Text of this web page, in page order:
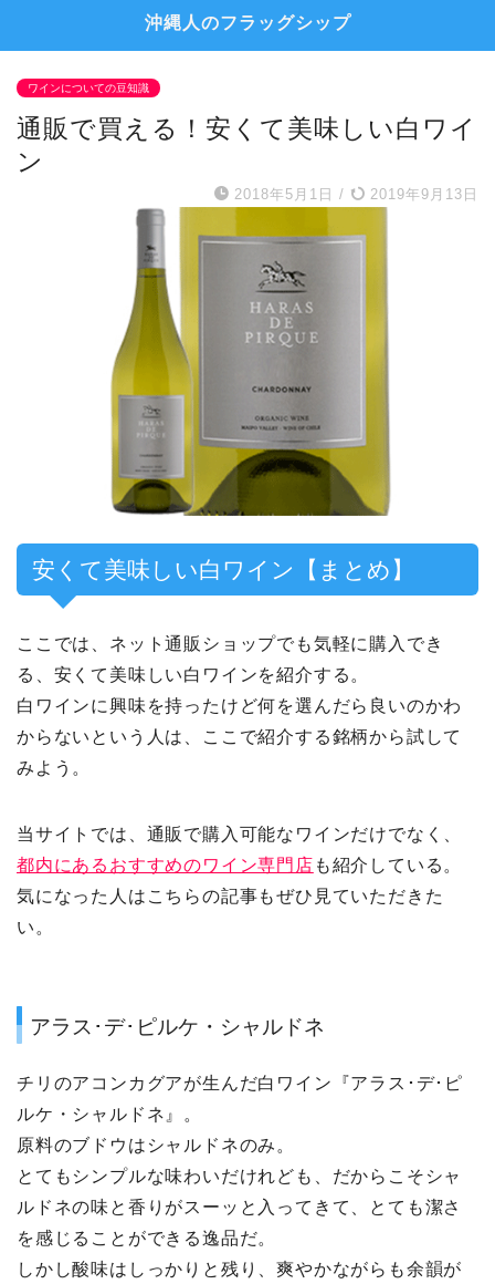
沖縄人のフラッグシップ
ワインについての豆知識
通販で買える！安くて美味しい白ワイ
ン
2018年5月1日 / 2019年9月13日
安くて美味しい白ワイン【まとめ】
ここでは、ネット通販ショップでも気軽に購入でき
る、安くて美味しい白ワインを紹介する。
白ワインに興味を持ったけど何を選んだら良いのかわ
からないという人は、ここで紹介する銘柄から試して
みよう。
当サイトでは、通販で購入可能なワインだけでなく、
都内にあるおすすめのワイン専門店 も紹介している。
気になった人はこちらの記事もぜひ見ていただきた
い。
アラス･デ･ピルケ・シャルドネ
チリのアコンカグアが生んだ白ワイン『アラス･デ･ピ
ルケ・シャルドネ』。
原料のブドウはシャルドネのみ。
とてもシンプルな味わいだけれども、だからこそシャ
ルドネの味と香りがスーッと入ってきて、とても潔さ
を感じることができる逸品だ。
しかし酸味はしっかりと残り、爽やかながらも余韻が